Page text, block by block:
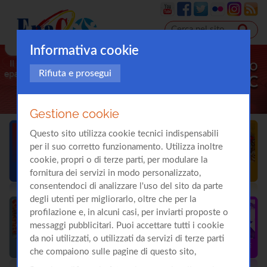
Il sito
Epatite C
Informativa cookie
Rifiuta e prosegui
Gestione cookie
Questo sito utilizza cookie tecnici indispensabili
per il suo corretto funzionamento. Utilizza inoltre
cookie, propri o di terze parti, per modulare la
fornitura dei servizi in modo personalizzato,
consentendoci di analizzare l'uso del sito da parte
degli utenti per migliorarlo, oltre che per la
profilazione e, in alcuni casi, per inviarti proposte o
messaggi pubblicitari. Puoi accettare tutti i cookie
da noi utilizzati, o utilizzati da servizi di terze parti
che compaiono sulle pagine di questo sito,
premendo il pulsante "Accetta tutti i cookie"